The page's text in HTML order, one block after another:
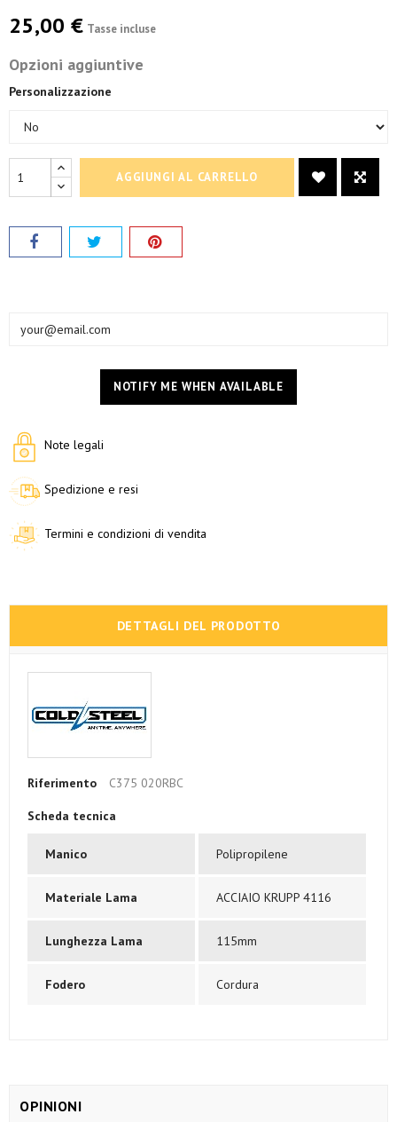
25,00 € Tasse incluse
Opzioni aggiuntive
Personalizzazione
AGGIUNGI AL CARRELLO
NOTIFY ME WHEN AVAILABLE
Note legali
Spedizione e resi
Termini e condizioni di vendita
DETTAGLI DEL PRODOTTO
Riferimento C375 020RBC
Scheda tecnica
Manico Polipropilene
Materiale Lama ACCIAIO KRUPP 4116
Lunghezza Lama 115mm
Fodero Cordura
OPINIONI